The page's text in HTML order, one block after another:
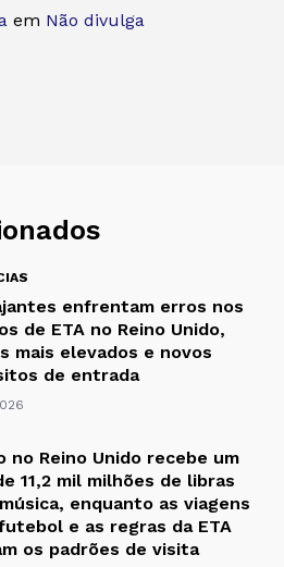
em Não divulga
enfrentam erros nos
de ETA no Reino Unido,
mais elevados e novos
de entrada
no Reino Unido recebe um
11,2 mil milhões de libras
enquanto as viagens
e as regras da ETA
os padrões de visita